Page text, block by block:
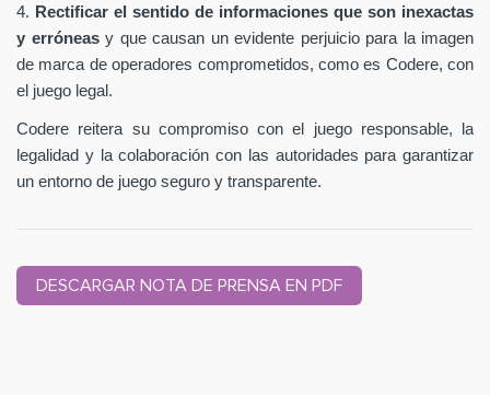
4. Rectificar el sentido de informaciones que son inexactas
y erróneasy que causan un evidente perjuicio para la imagen
de marca de operadores comprometidos, como es Codere, con
el juego legal.
Codere reitera su compromiso con el juego responsable, la
legalidad y la colaboración con las autoridades para garantizar
un entorno de juego seguro y transparente.
DESCARGAR NOTA DE PRENSA EN PDF